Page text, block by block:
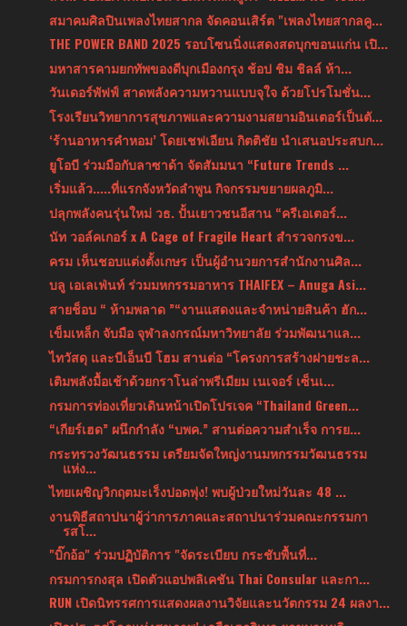
สมาคมศิลปินเพลงไทยสากล จัดคอนเสิร์ต "เพลงไทยสากลคู...
THE POWER BAND 2025 รอบโซนนิ่งแสดงสดบุกขอนแก่น เปิ...
มหาสารคามยกทัพของดีบุกเมืองกรุง ช้อป ชิม ชิลล์ ห้า...
วันเดอร์พัฟฟ์ สาดพลังความหวานแบบจุใจ ด้วยโปรโมชั่น...
โรงเรียนวิทยาการสุขภาพและความงามสยามอินเตอร์เป็นตั...
‘ร้านอาหารคำหอม’ โดยเชฟเอียน กิตติชัย นำเสนอประสบก...
ยูโอบี ร่วมมือกับลาซาด้า จัดสัมมนา “Future Trends ...
เริ่มแล้ว.....ที่แรกจังหวัดลำพูน กิจกรรมขยายผลภูมิ...
ปลุกพลังคนรุ่นใหม่ วธ. ปั้นเยาวชนอีสาน “ครีเอเตอร์...
นัท วอล์คเกอร์ x A Cage of Fragile Heart สำรวจกรงข...
ครม เห็นชอบแต่งตั้งเกษร เป็นผู้อำนวยการสำนักงานศิล...
บลู เอเลเฟ่นท์ ร่วมมหกรรมอาหาร THAIFEX – Anuga Asi...
สายช็อบ “ ห้ามพลาด ”“งานแสดงและจำหน่ายสินค้า ฮัก...
เข็มเหล็ก จับมือ จุฬาลงกรณ์มหาวิทยาลัย ร่วมพัฒนาแล...
ไทวัสดุ และบีเอ็นบี โฮม สานต่อ “โครงการสร้างฝายชะล...
เติมพลังมื้อเช้าด้วยกราโนล่าพรีเมียม เนเจอร์ เซ็นเ...
กรมการท่องเที่ยวเดินหน้าเปิดโปรเจค “Thailand Green...
“เกียร์เฮด” ผนึกกำลัง “บพค.” สานต่อความสำเร็จ การย...
กระทรวงวัฒนธรรม เตรียมจัดใหญ่งานมหกรรมวัฒนธรรม
แห่ง...
ไทยเผชิญวิกฤตมะเร็งปอดพุ่ง! พบผู้ป่วยใหม่วันละ 48 ...
งานพิธีสถาปนาผู้ว่าการภาคและสถาปนาร่วมคณะกรรมกา
รสโ...
"บิ๊กอ้อ" ร่วมปฏิบัติการ "จัดระเบียบ กระชับพื้นที่...
กรมการกงสุล เปิดตัวแอปพลิเคชัน Thai Consular และกา...
RUN เปิดนิทรรศการแสดงผลงานวิจัยและนวัตกรรม 24 ผลงา...